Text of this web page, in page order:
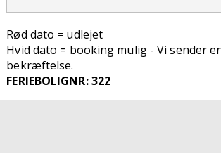
Rød dato = udlejet
Hvid dato = booking mulig - Vi sender
bekræftelse.
FERIEBOLIGNR: 322